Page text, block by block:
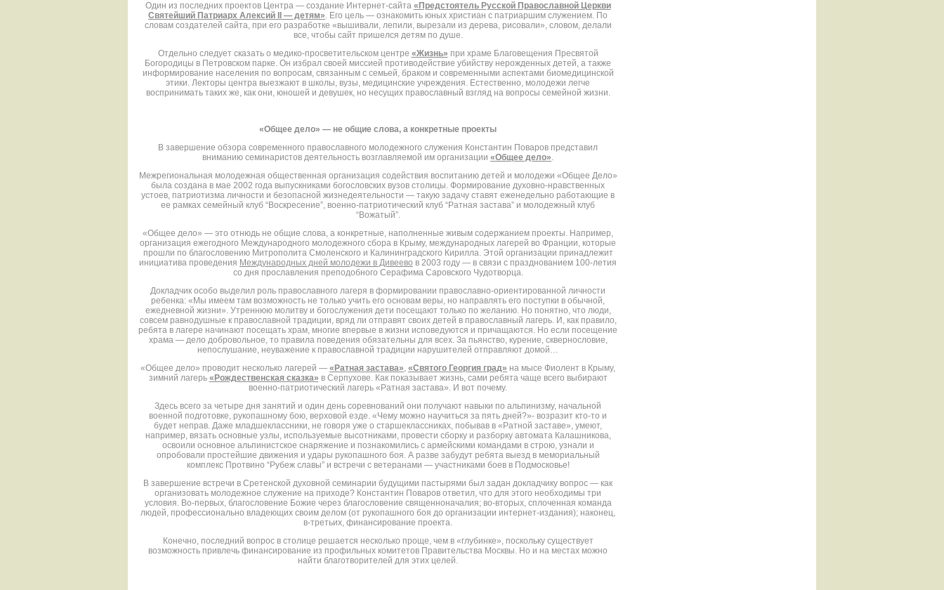
Один из последних проектов Центра — создание Интернет-сайта «Предстоятель Русской Православной Церкви
Святейший Патриарх Алексий II — детям». Его цель — ознакомить юных христиан с патриаршим служением. По
словам создателей сайта, при его разработке «вышивали, лепили, вырезали из дерева, рисовали», словом, делали
все, чтобы сайт пришелся детям по душе.
Отдельно следует сказать о медико-просветительском центре «Жизнь» при храме Благовещения Пресвятой
Богородицы в Петровском парке. Он избрал своей миссией противодействие убийству нерожденных детей, а также
информирование населения по вопросам, связанным с семьей, браком и современными аспектами биомедицинской
этики. Лекторы центра выезжают в школы, вузы, медицинские учреждения. Естественно, молодежи легче
воспринимать таких же, как они, юношей и девушек, но несущих православный взгляд на вопросы семейной жизни.
«Общее дело» — не общие слова, а конкретные проекты
В завершение обзора современного православного молодежного служения Константин Поваров представил
вниманию семинаристов деятельность возглавляемой им организации «Общее дело».
Межрегиональная молодежная общественная организация содействия воспитанию детей и молодежи «Общее Дело»
была создана в мае 2002 года выпускниками богословских вузов столицы. Формирование духовно-нравственных
устоев, патриотизма личности и безопасной жизнедеятельности — такую задачу ставят еженедельно работающие в
ее рамках семейный клуб “Воскресение”, военно-патриотический клуб “Ратная застава” и молодежный клуб
“Вожатый”.
«Общее дело» — это отнюдь не общие слова, а конкретные, наполненные живым содержанием проекты. Например,
организация ежегодного Международного молодежного сбора в Крыму, международных лагерей во Франции, которые
прошли по благословению Митрополита Смоленского и Калининградского Кирилла. Этой организации принадлежит
инициатива проведения Международных дней молодежи в Дивеево в 2003 году — в связи с празднованием 100-летия
со дня прославления преподобного Серафима Саровского Чудотворца.
Докладчик особо выделил роль православного лагеря в формировании православно-ориентированной личности
ребенка: «Мы имеем там возможность не только учить его основам веры, но направлять его поступки в обычной,
ежедневной жизни». Утреннюю молитву и богослужения дети посещают только по желанию. Но понятно, что люди,
совсем равнодушные к православной традиции, вряд ли отправят своих детей в православный лагерь. И, как правило,
ребята в лагере начинают посещать храм, многие впервые в жизни исповедуются и причащаются. Но если посещение
храма — дело добровольное, то правила поведения обязательны для всех. За пьянство, курение, сквернословие,
непослушание, неуважение к православной традиции нарушителей отправляют домой…
«Общее дело» проводит несколько лагерей — «Ратная застава», «Святого Георгия град» на мысе Фиолент в Крыму,
зимний лагерь «Рождественская сказка» в Серпухове. Как показывает жизнь, сами ребята чаще всего выбирают
военно-патриотический лагерь «Ратная застава». И вот почему.
Здесь всего за четыре дня занятий и один день соревнований они получают навыки по альпинизму, начальной
военной подготовке, рукопашному бою, верховой езде. «Чему можно научиться за пять дней?»- возразит кто-то и
будет неправ. Даже младшеклассники, не говоря уже о старшеклассниках, побывав в «Ратной заставе», умеют,
например, вязать основные узлы, используемые высотниками, провести сборку и разборку автомата Калашникова,
освоили основное альпинистское снаряжение и познакомились с армейскими командами в строю, узнали и
опробовали простейшие движения и удары рукопашного боя. А разве забудут ребята выезд в мемориальный
комплекс Протвино “Рубеж славы” и встречи с ветеранами — участниками боев в Подмосковье!
В завершение встречи в Сретенской духовной семинарии будущими пастырями был задан докладчику вопрос — как
организовать молодежное служение на приходе? Константин Поваров ответил, что для этого необходимы три
условия. Во-первых, благословение Божие через благословение священноначалия; во-вторых, сплоченная команда
людей, профессионально владеющих своим делом (от рукопашного боя до организации интернет-издания); наконец,
в-третьих, финансирование проекта.
Конечно, последний вопрос в столице решается несколько проще, чем в «глубинке», поскольку существует
возможность привлечь финансирование из профильных комитетов Правительства Москвы. Но и на местах можно
найти благотворителей для этих целей.